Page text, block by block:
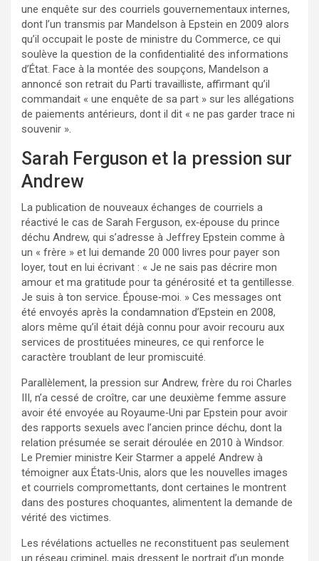
une enquête sur des courriels gouvernementaux internes,
dont l’un transmis par Mandelson à Epstein en 2009 alors
qu’il occupait le poste de ministre du Commerce, ce qui
soulève la question de la confidentialité des informations
d’État. Face à la montée des soupçons, Mandelson a
annoncé son retrait du Parti travailliste, affirmant qu’il
commandait « une enquête de sa part » sur les allégations
de paiements antérieurs, dont il dit « ne pas garder trace ni
souvenir ».
Sarah Ferguson et la pression sur
Andrew
La publication de nouveaux échanges de courriels a
réactivé le cas de Sarah Ferguson, ex‑épouse du prince
déchu Andrew, qui s’adresse à Jeffrey Epstein comme à
un « frère » et lui demande 20 000 livres pour payer son
loyer, tout en lui écrivant : « Je ne sais pas décrire mon
amour et ma gratitude pour ta générosité et ta gentillesse.
Je suis à ton service. Épouse‑moi. » Ces messages ont
été envoyés après la condamnation d’Epstein en 2008,
alors même qu’il était déjà connu pour avoir recouru aux
services de prostituées mineures, ce qui renforce le
caractère troublant de leur promiscuité.
Parallèlement, la pression sur Andrew, frère du roi Charles
III, n’a cessé de croître, car une deuxième femme assure
avoir été envoyée au Royaume‑Uni par Epstein pour avoir
des rapports sexuels avec l’ancien prince déchu, dont la
relation présumée se serait déroulée en 2010 à Windsor.
Le Premier ministre Keir Starmer a appelé Andrew à
témoigner aux États‑Unis, alors que les nouvelles images
et courriels compromettants, dont certaines le montrent
dans des postures choquantes, alimentent la demande de
vérité des victimes.
Les révélations actuelles ne reconstituent pas seulement
un réseau criminel, mais dressent le portrait d’un monde